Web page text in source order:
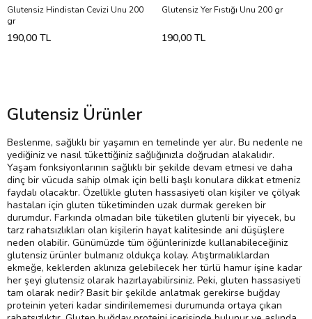
Glutensiz Hindistan Cevizi Unu 200
gr
190,00 TL
Glutensiz Yer Fıstığı Unu 200 gr
190,00 TL
Glutensiz Ürünler
Beslenme, sağlıklı bir yaşamın en temelinde yer alır. Bu nedenle ne
yediğiniz ve nasıl tükettiğiniz sağlığınızla doğrudan alakalıdır.
Yaşam fonksiyonlarının sağlıklı bir şekilde devam etmesi ve daha
dinç bir vücuda sahip olmak için belli başlı konulara dikkat etmeniz
faydalı olacaktır. Özellikle gluten hassasiyeti olan kişiler ve çölyak
hastaları için gluten tüketiminden uzak durmak gereken bir
durumdur. Farkında olmadan bile tüketilen glutenli bir yiyecek, bu
tarz rahatsızlıkları olan kişilerin hayat kalitesinde ani düşüşlere
neden olabilir. Günümüzde tüm öğünlerinizde kullanabileceğiniz
glutensiz ürünler bulmanız oldukça kolay. Atıştırmalıklardan
ekmeğe, keklerden aklınıza gelebilecek her türlü hamur işine kadar
her şeyi glutensiz olarak hazırlayabilirsiniz. Peki, gluten hassasiyeti
tam olarak nedir? Basit bir şekilde anlatmak gerekirse buğday
proteinin yeteri kadar sindirilememesi durumunda ortaya çıkan